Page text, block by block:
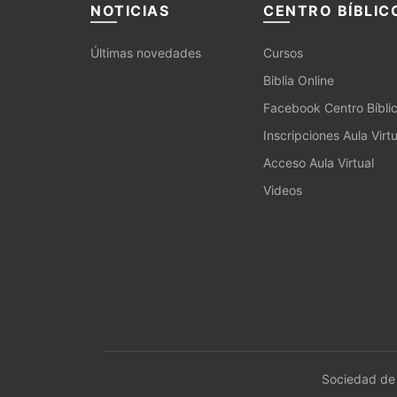
NOTICIAS
Últimas novedades
CENTRO
Cursos
Biblia Online
Facebook Centro
Inscripciones Aula
Acceso Aula Virtual
Videos
Sociedad